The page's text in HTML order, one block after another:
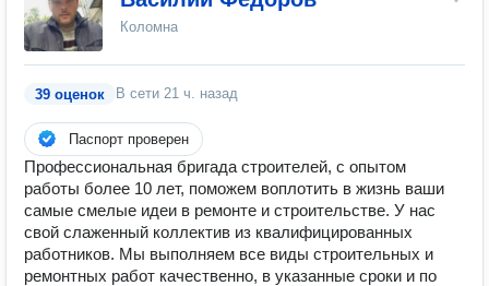
Коломна
39 оценок В сети 21 ч. назад
Паспорт проверен
Профессиональная бригада строителей, с опытом
работы более 10 лет, поможем воплотить в жизнь ваши
самые смелые идеи в ремонте и строительстве. У нас
свой слаженный коллектив из квалифицированных
работников. Мы выполняем все виды строительных и
ремонтных работ качественно, в указанные сроки и по